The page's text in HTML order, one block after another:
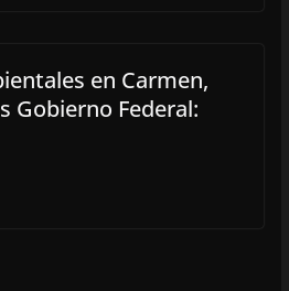
en Carmen,
Gobierno Federal: